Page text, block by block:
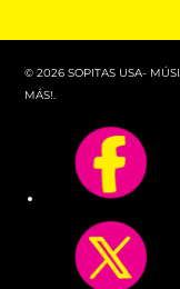
© 2026 SOPITAS USA-
MÁS!.